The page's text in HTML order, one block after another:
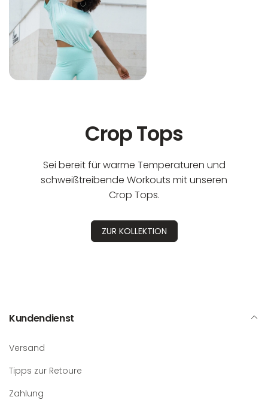
Crop Tops
Sei bereit für warme Temperaturen und
schweißtreibende Workouts mit unseren
Crop Tops.
ZUR KOLLEKTION
Kundendienst
Versand
Tipps zur Retoure
Zahlung